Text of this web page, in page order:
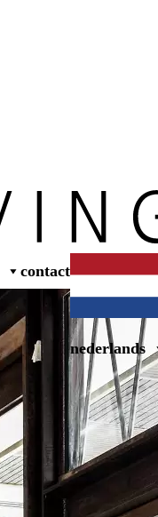
contact
nederlands